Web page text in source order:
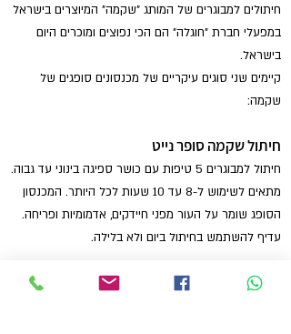
חיתולים למבוגרים של המותג "שקמה" המיוצרים בישראל
במפעלי חברת "חוגלה" הם הכי נפוצים ומוכרים היום
בישראל.
קיימים שני סוגים עיקריים של מכנסונים סופגים של
שקמה:
חיתול שקמה סופר נייט
חיתול למבוגרים 5 טיפות עם כושר ספיגה בינוני עד גבוה.
מתאים לשימוש ל-8 עד 10 שעות לכל היותר. המכנסון
הסופג שומר על העור מפני חיידקים, אדמומיות ופריחה.
עדיף להשתמש בחיתול ביום ולא בלילה.
חיתול שקמה אובר נייט